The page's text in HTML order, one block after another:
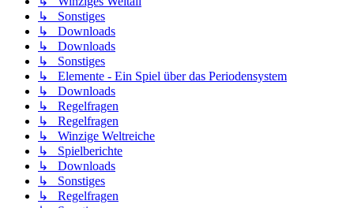
↳ Sonstiges
↳ Downloads
↳ Downloads
↳ Sonstiges
↳ Elemente - Ein Spiel über das Periodensystem
↳ Downloads
↳ Regelfragen
↳ Regelfragen
↳ Winzige Weltreiche
↳ Spielberichte
↳ Downloads
↳ Sonstiges
↳ Regelfragen